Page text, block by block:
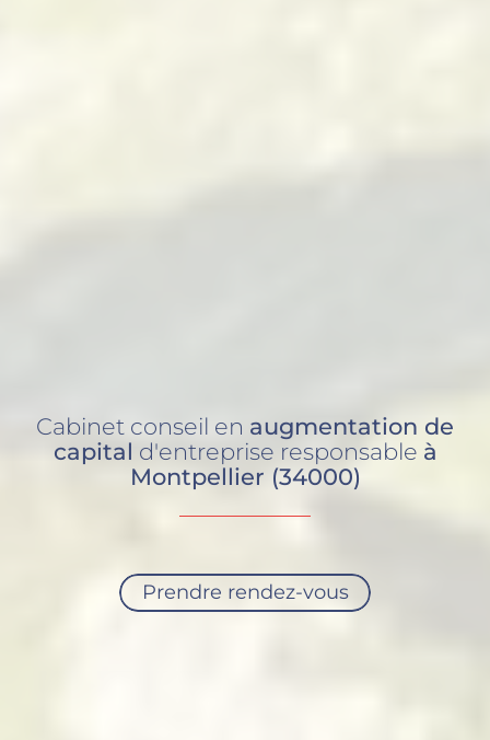
Cabinet conseil en augmentation de
capital d'entreprise responsable à
Montpellier (34000)
Prendre rendez-vous